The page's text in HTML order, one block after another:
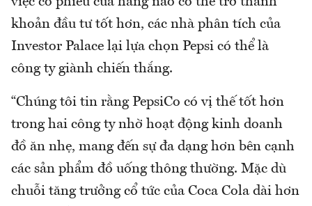
khoản đầu tư tốt hơn, các nhà phân tích của
Investor Palace lại lựa chọn Pepsi có thể là
công ty giành chiến thắng.
“Chúng tôi tin rằng PepsiCo có vị thế tốt hơn
trong hai công ty nhờ hoạt động kinh doanh
đồ ăn nhẹ, mang đến sự đa dạng hơn bên cạnh
các sản phẩm đồ uống thông thường. Mặc dù
chuỗi tăng trưởng cổ tức của Coca Cola dài hơn